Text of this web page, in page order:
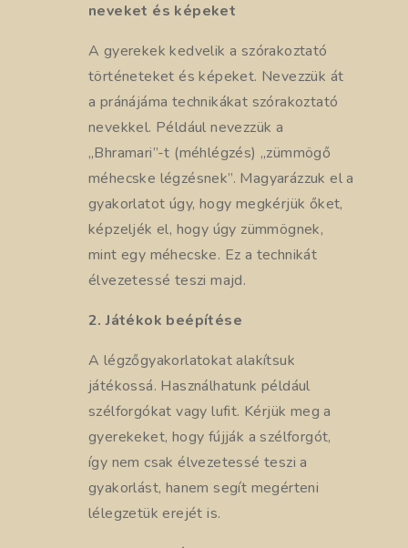
neveket és képeket
A gyerekek kedvelik a szórakoztató
történeteket és képeket. Nevezzük át
a pránájáma technikákat szórakoztató
nevekkel. Például nevezzük a
„Bhramari”-t (méhlégzés) „zümmögő
méhecske légzésnek”. Magyarázzuk el a
gyakorlatot úgy, hogy megkérjük őket,
képzeljék el, hogy úgy zümmögnek,
mint egy méhecske. Ez a technikát
élvezetessé teszi majd.
2. Játékok beépítése
A légzőgyakorlatokat alakítsuk
játékossá. Használhatunk például
szélforgókat vagy lufit. Kérjük meg a
gyerekeket, hogy fújják a szélforgót,
így nem csak élvezetessé teszi a
gyakorlást, hanem segít megérteni
lélegzetük erejét is.